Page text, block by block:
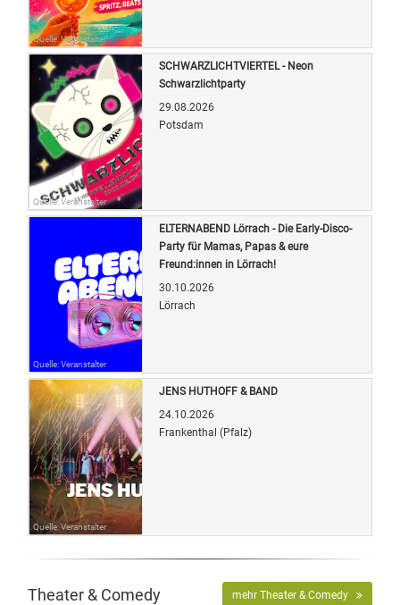
Quelle: Veranstalter
Quelle: Veranstalter
SCHWARZLICHTVIERTEL - Neon
Schwarzlichtparty
29.08.2026
Potsdam
Quelle: Veranstalter
ELTERNABEND Lörrach - Die Early-Disco-
Party für Mamas, Papas & eure
Freund:innen in Lörrach!
30.10.2026
Lörrach
Quelle: Veranstalter
JENS HUTHOFF & BAND
24.10.2026
Frankenthal (Pfalz)
Theater & Comedy mehr Theater & Comedy